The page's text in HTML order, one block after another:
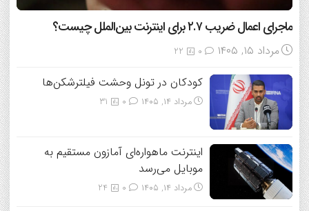
ماجرای اعمال ضریب ۲.۷ برای اینترنت بین‌الملل چیست؟
مرداد ۱۵, ۱۴۰۵ 22
کودکان در تونل وحشت فیلترشکن‌ها
مرداد ۱۴, ۱۴۰۵ 31
اینترنت ماهواره‌ای آمازون مستقیم به
موبایل می‌رسد
مرداد ۱۴, ۱۴۰۵ 24